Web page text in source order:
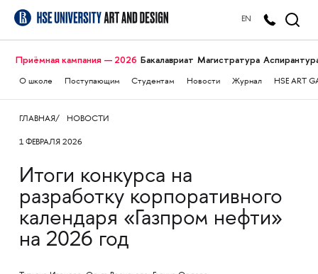
EN
Приёмная кампания — 2026 Бакалавриат Магистратура
О школе Поступающим Студентам Новости Журнал HSE ART
ГЛАВНАЯ НОВОСТИ
1 ФЕВРАЛЯ 2026
Итоги конкурса на
разработку корпоративного
календаря «Газпром нефти»
на 2026 год